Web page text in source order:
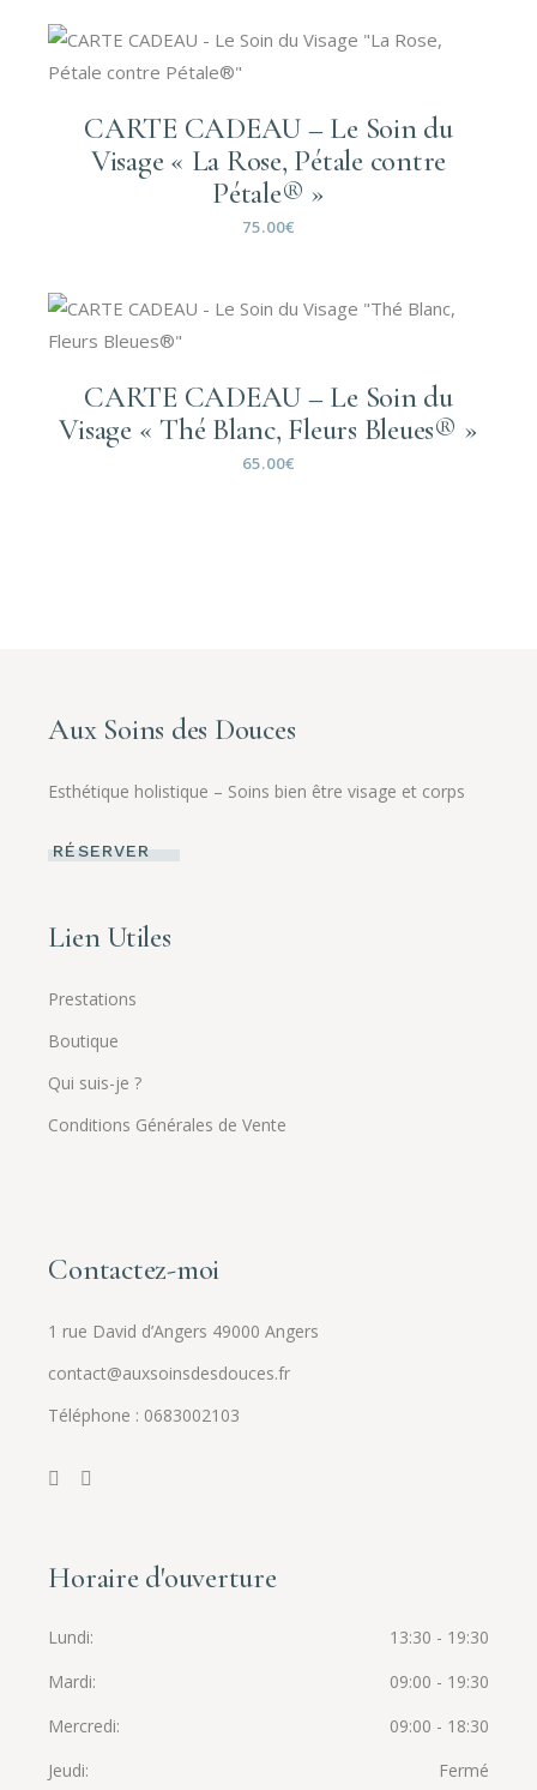
CARTE CADEAU – Le Soin du
Visage « La Rose, Pétale contre
Pétale® »
75.00€
CARTE CADEAU – Le Soin du
Visage « Thé Blanc, Fleurs Bleues® »
65.00€
Aux Soins des Douces
Esthétique holistique – Soins bien être visage et corps
RÉSERVER
Lien Utiles
Prestations
Boutique
Qui suis-je ?
Conditions Générales de Vente
Contactez-moi
1 rue David d’Angers 49000 Angers
contact@auxsoinsdesdouces.fr
Téléphone : 0683002103
Horaire d'ouverture
Lundi
13:30 - 19:30
Mardi
09:00 - 19:30
Mercredi
09:00 - 18:30
Jeudi
Fermé